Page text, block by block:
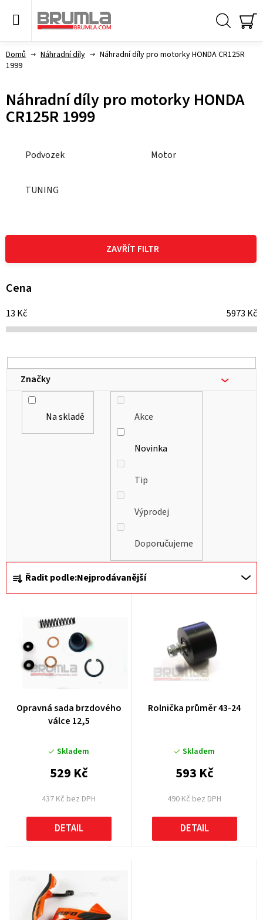
Domů Náhradní díly
Náhradní díly pro motorky HONDA CR125R
1999
Náhradní díly pro motorky HONDA
CR125R 1999
Podvozek Motor
TUNING
Ř
a
Řadit podle:Nejprodávanější
ZAVŘÍT FILTR
Cena
13 Kč 5973 Kč
Na skladě Akce
Novinka
Tip
Výprodej
Doporučujeme
Značky
V
p
i
p
r
o
d
Opravná sada brzdového
válce 12,5
Skladem
437 Kč bez DPH
529 Kč
DETAIL
Rolnička průměr 43-24
Skladem
490 Kč bez DPH
593 Kč
DETAIL